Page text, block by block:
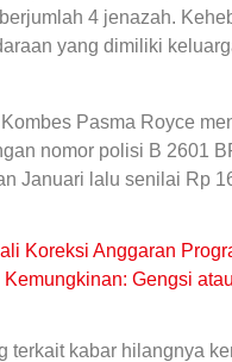
4 jenazah.
yang dimiliki
Pasma Royce
nomor polisi B 2601
Januari lalu senilai Rp
Koreksi Anggaran
Gengsi
terkait kabar hilangnya